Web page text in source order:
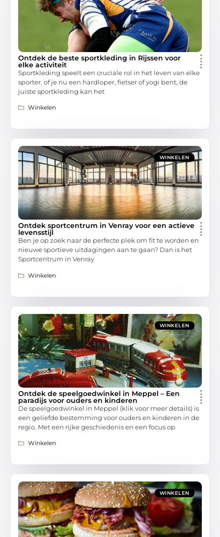
Ontdek de beste sportkleding in Rijssen voor
elke activiteit
Sportkleding speelt een cruciale rol in het leven van elke
sporter. of je nu een hardloper, fietser of yogi bent, de
juiste sportkleding kan het
Winkelen
WINKELEN
Ontdek sportcentrum in Venray voor een actieve
levensstijl
Ben je op zoek naar de perfecte plek om fit te worden en
nieuwe sportieve uitdagingen aan te gaan? Dan is het
Sportcentrum in Venray
Winkelen
WINKELEN
Ontdek de speelgoedwinkel in Meppel – Een
paradijs voor ouders en kinderen
De speelgoedwinkel in Meppel (klik voor meer details) is
een geliefde bestemming voor ouders en kinderen in de
regio. Met een rijke geschiedenis en een focus op
Winkelen
WINKELEN